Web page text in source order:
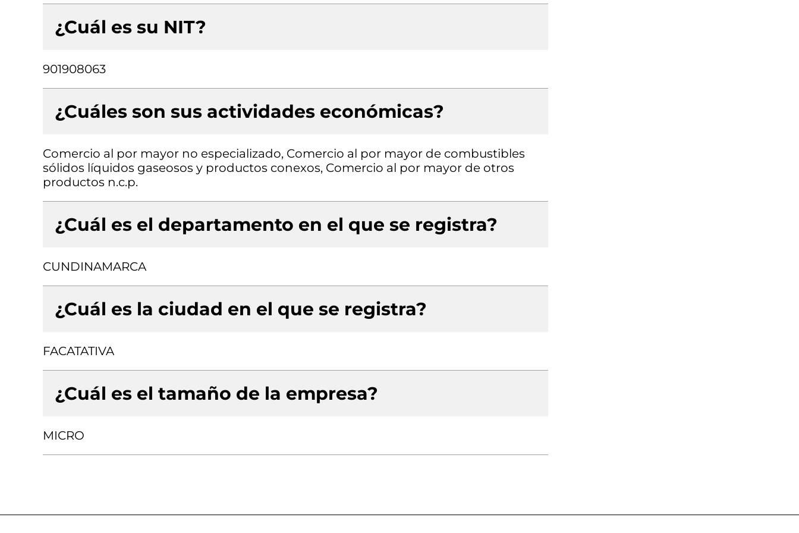
¿Cuál es su NIT?
901908063
¿Cuáles son sus actividades económicas?
Comercio al por mayor no especializado, Comercio al por mayor de combustibles
sólidos líquidos gaseosos y productos conexos, Comercio al por mayor de otros
productos n.c.p.
¿Cuál es el departamento en el que se registra?
CUNDINAMARCA
¿Cuál es la ciudad en el que se registra?
FACATATIVA
¿Cuál es el tamaño de la empresa?
MICRO